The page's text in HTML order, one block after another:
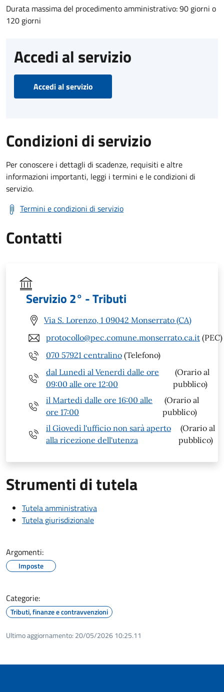
Durata massima del procedimento amministrativo: 90 giorni o
120 giorni
Accedi al servizio
Accedi al servizio
Condizioni di servizio
Per conoscere i dettagli di scadenze, requisiti e altre
informazioni importanti, leggi i termini e le condizioni di
servizio.
Termini e condizioni di servizio
Contatti
Servizio 2° - Tributi
Via S. Lorenzo, 1 09042 Monserrato (CA)
protocollo@pec.comune.monserrato.ca.it (PEC)
070 57921 centralino (Telefono)
dal Lunedì al Venerdì dalle ore
09:00 alle ore 12:00
(Orario al
pubblico)
il Martedì dalle ore 16:00 alle
ore 17:00
(Orario al
pubblico)
il Giovedì l'ufficio non sarà aperto
alla ricezione dell'utenza
(Orario al
pubblico)
Strumenti di tutela
Tutela amministrativa
Tutela giurisdizionale
Argomenti:
Imposte
Categorie:
Tributi, finanze e contravvenzioni
Ultimo aggiornamento: 20/05/2026 10:25.11